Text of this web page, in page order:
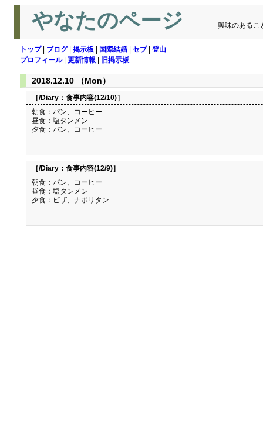
やなたのページ 興味のあるこ
トップ| ブログ| 掲示板 国際結婚 セブ| 登山
プロフィール| 更新情報 旧掲示板
2018.12.10 （Mon）
［/Diary： 食事内容(12/10)］
朝食：パン、コーヒー
昼食：塩タンメン
夕食：パン、コーヒー
［/Diary： 食事内容(12/9)］
朝食：パン、コーヒー
昼食：塩タンメン
夕食：ピザ、ナポリタン